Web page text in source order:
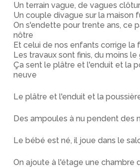
Un terrain vague, de vagues
Un couple divague sur la maison
On s'endette pour trente ans, ce
nôtre
Et celui de nos enfants corrige la
Les travaux sont finis, du moins
Ça sent le plâtre et l'enduit et la
neuve
Le plâtre et l'enduit et la
Des ampoules à nu pendent des
Le bébé est né, il joue dans le
On ajoute à l'étage une chambre